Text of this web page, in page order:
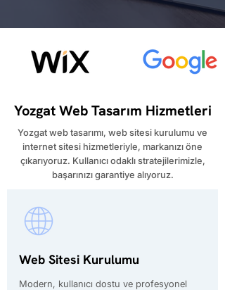
Yozgat Web Tasarım Hizmetleri
​Yozgat web tasarımı, web sitesi kurulumu ve
internet sitesi hizmetleriyle, markanızı öne
çıkarıyoruz. Kullanıcı odaklı stratejilerimizle,
başarınızı garantiye alıyoruz.
Web Sitesi Kurulumu
Modern, kullanıcı dostu ve profesyonel